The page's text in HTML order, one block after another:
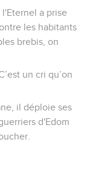
a prise
les habitants
brebis, on
un cri qu’on
il déploie ses
d'Edom